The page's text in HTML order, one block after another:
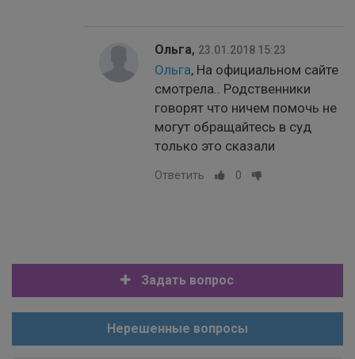
Ольга, 23.01.2018 15:23
Ольга, На официальном сайте
смотрела.. Родственники
говорят что ничем помочь не
могут обращайтесь в суд
только это сказали
Ответить 0
Задать вопрос
Нерешенные вопросы